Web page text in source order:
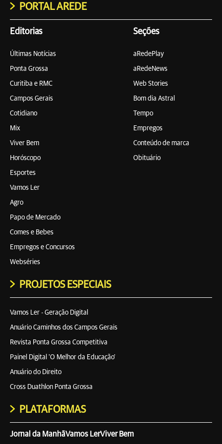
PORTAL AREDE
Editorias
Últimas Notícias
Ponta Grossa
Curitiba e RMC
Campos Gerais
Cotidiano
Mix
Viver Bem
Horóscopo
Esportes
Vamos Ler
Agro
Papo de Mercado
Comes e Bebes
Empregos e Concursos
Webséries
Seções
aRedePlay
aRedeNews
Web Stories
Bom dia Astral
Tempo
Empregos
Conteúdo de marca
Obituário
PROJETOS ESPECIAIS
Vamos Ler - Geração Digital
Anuário Caminhos dos Campos Gerais
Revista Ponta Grossa Competitiva
Painel Digital 'O Melhor da Educação'
Anuário do Direito
Cross Duathlon Ponta Grossa
PLATAFORMAS
Jornal da ManhãVamos LerViver Bem